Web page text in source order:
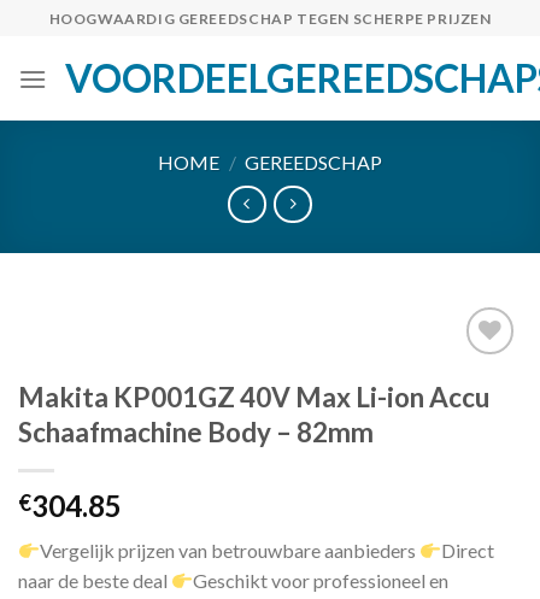
content
HOOGWAARDIG GEREEDSCHAP TEGEN SCHERPE PRIJZEN
HOME / GEREEDSCHAP
Makita KP001GZ 40V Max Li-ion Accu
Schaafmachine Body – 82mm
€304.85
Vergelijk prijzen van betrouwbare aanbieders
Direct
naar de beste deal
Geschikt voor professioneel en